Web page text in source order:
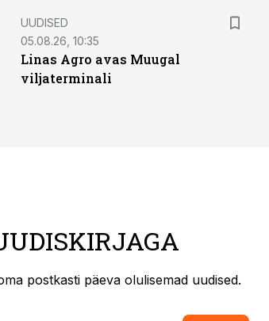
UUDISED
05.08.26, 10:35
Linas Agro avas Muugal
viljaterminali
postkasti päeva olulisemad uudised.